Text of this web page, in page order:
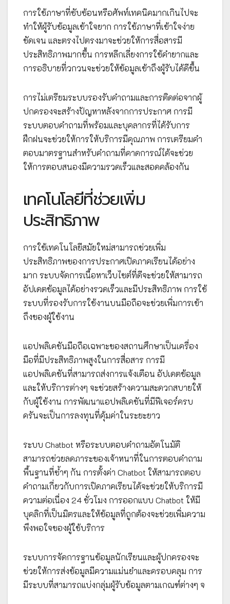
การใช้ภาษาที่ซับซ้อนหรือศัพท์เทคนิคมากเกินไปจะ
ทำให้ผู้รับข้อมูลเข้าใจยาก การใช้ภาษาที่เข้าใจง่าย
ชัดเจน และตรงไปตรงมาจะช่วยให้การสื่อสารมี
ประสิทธิภาพมากขึ้น การหลีกเลี่ยงการใช้คำยากและ
การอธิบายที่วกวนจะช่วยให้ข้อมูลเข้าถึงผู้รับได้ดีขึ้น
การไม่เตรียมระบบรองรับคำถามและการติดต่อจากผู้
ปกครองจะสร้างปัญหาหลังจากการประกาศ การมี
ระบบตอบคำถามที่พร้อมและบุคลากรที่ได้รับการ
ฝึกฝนจะช่วยให้การให้บริการมีคุณภาพ การเตรียมคำ
ตอบมาตรฐานสำหรับคำถามที่คาดการณ์ได้จะช่วย
ให้การตอบสนองมีความรวดเร็วและสอดคล้องกัน
เทคโนโลยีที่ช่วยเพิ่ม
ประสิทธิภาพ
การใช้เทคโนโลยีสมัยใหม่สามารถช่วยเพิ่ม
ประสิทธิภาพของการประกาศเปิดภาคเรียนได้อย่าง
มาก ระบบจัดการเนื้อหาเว็บไซต์ที่ดีจะช่วยให้สามารถ
อัปเดตข้อมูลได้อย่างรวดเร็วและมีประสิทธิภาพ การใช้
ระบบที่รองรับการใช้งานบนมือถือจะช่วยเพิ่มการเข้า
ถึงของผู้ใช้งาน
แอปพลิเคชันมือถือเฉพาะของสถานศึกษาเป็นเครื่อง
มือที่มีประสิทธิภาพสูงในการสื่อสาร การมี
แอปพลิเคชันที่สามารถส่งการแจ้งเตือน อัปเดตข้อมูล
และให้บริการต่างๆ จะช่วยสร้างความสะดวกสบายให้
กับผู้ใช้งาน การพัฒนาแอปพลิเคชันที่มีฟีเจอร์ครบ
ครันจะเป็นการลงทุนที่คุ้มค่าในระยะยาว
ระบบ Chatbot หรือระบบตอบคำถามอัตโนมัติ
สามารถช่วยลดภาระของเจ้าหนาที่ในการตอบคำถาม
พื้นฐานที่ซ้ำๆ กัน การตั้งค่า Chatbot ให้สามารถตอบ
คำถามเกี่ยวกับการเปิดภาคเรียนได้จะช่วยให้บริการมี
ความต่อเนื่อง 24 ชั่วโมง การออกแบบ Chatbot ให้มี
บุคลิกที่เป็นมิตรและให้ข้อมูลที่ถูกต้องจะช่วยเพิ่มความ
พึงพอใจของผู้ใช้บริการ
ระบบการจัดการฐานข้อมูลนักเรียนและผู้ปกครองจะ
ช่วยให้การส่งข้อมูลมีความแม่นยำและครอบคลุม การ
มีระบบที่สามารถแบ่งกลุ่มผู้รับข้อมูลตามเกณฑ์ต่างๆ จ